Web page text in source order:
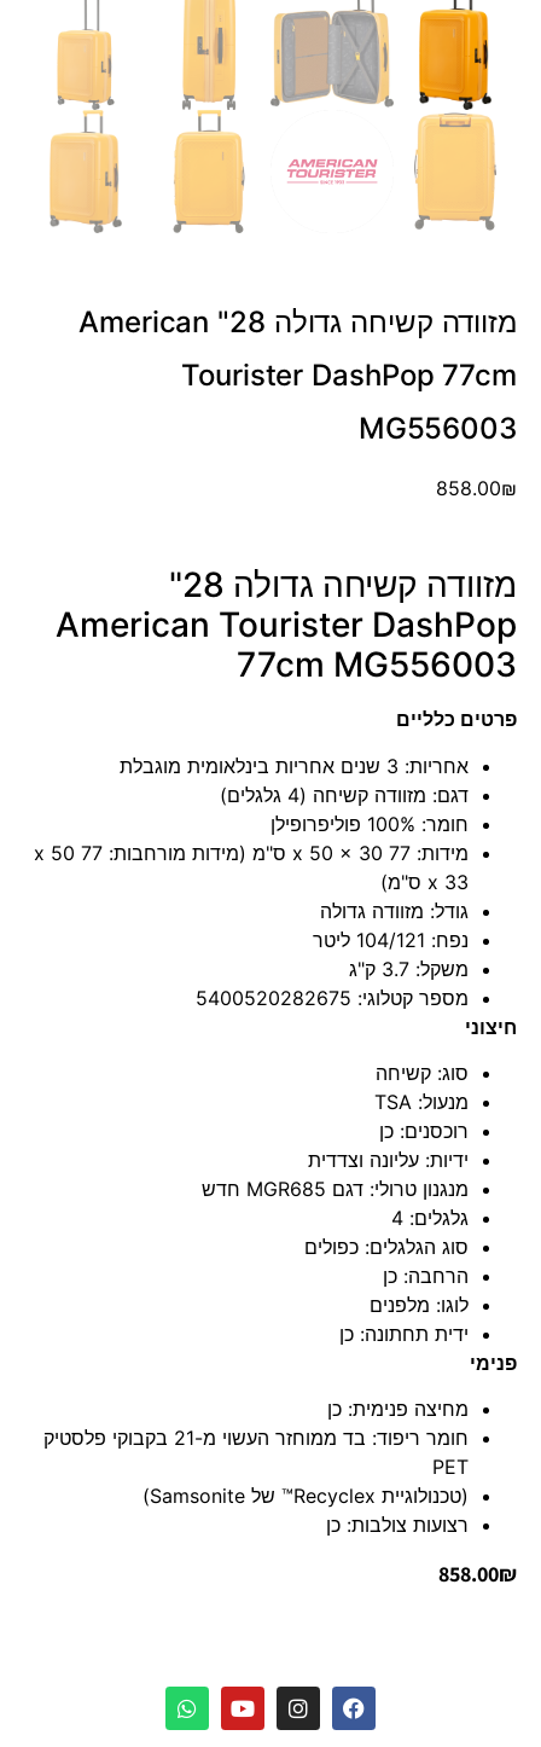
מזוודה קשיחה גדולה 28" American
Tourister DashPop 77cm
MG556003
858.00₪
מזוודה קשיחה גדולה 28"
American Tourister DashPop
77cm MG556003
פרטים כלליים
אחריות: 3 שנים אחריות בינלאומית מוגבלת
דגם: מזוודה קשיחה (4 גלגלים)
חומר: 100% פוליפרופילן
מידות: 77 x 50 x 30 ס"מ (מידות מורחבות: 77 x 50
x 33 ס"מ)
גודל: מזוודה גדולה
נפח: 104/121 ליטר
משקל: 3.7 ק"ג
מספר קטלוגי: 5400520282675
חיצוני
סוג: קשיחה
מנעול: TSA
רוכסנים: כן
ידיות: עליונה וצדדית
מנגנון טרולי: דגם MGR685 חדש
גלגלים: 4
סוג הגלגלים: כפולים
הרחבה: כן
לוגו: מלפנים
ידית תחתונה: כן
פנימי
מחיצה פנימית: כן
חומר ריפוד: בד ממוחזר העשוי מ-21 בקבוקי פלסטיק
PET
(טכנולוגיית Recyclex™ של Samsonite)
רצועות צולבות: כן
858.00₪